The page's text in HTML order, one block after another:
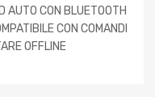
AUTO CON BLUETOOTH
CON COMANDI
OFFLINE